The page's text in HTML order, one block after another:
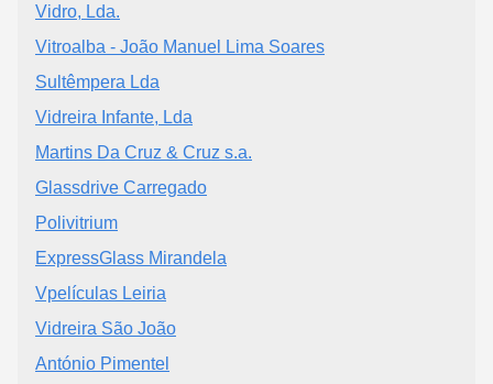
Vidro, Lda.
Vitroalba - João Manuel Lima Soares
Sultêmpera Lda
Vidreira Infante, Lda
Martins Da Cruz & Cruz s.a.
Glassdrive Carregado
Polivitrium
ExpressGlass Mirandela
Vpelículas Leiria
Vidreira São João
António Pimentel